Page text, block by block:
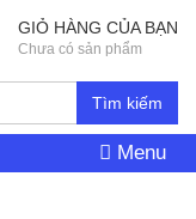
Tìm kiếm
GIỎ HÀNG CỦA BẠN
Chưa có sản phẩm
Menu